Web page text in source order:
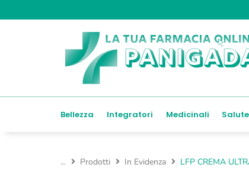
Bellezza Integratori Medicinali
... Prodotti In Evidenza LFP CREMA